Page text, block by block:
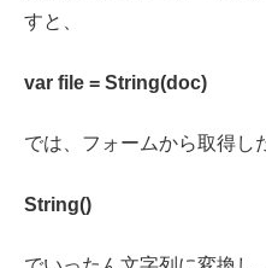
すと、
var file = String(doc)
では、フォームから取得し
String()